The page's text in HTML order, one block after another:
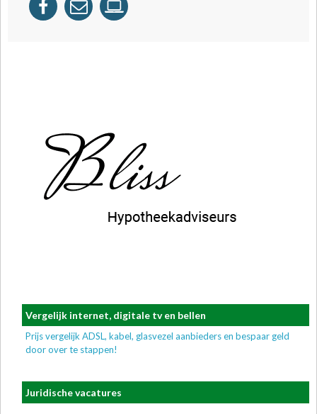
Vergelijk internet, digitale tv en bellen
Prijs vergelijk ADSL, kabel, glasvezel aanbieders en bespaar geld
door over te stappen!
Juridische vacatures